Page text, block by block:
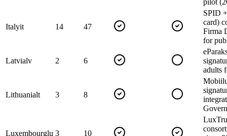
pilot
Italyit 14 47
SPID
card)
Firma
for
Latvialv 2 6
adults
Lithuanialt 3 8
Luxembourglu 3 10